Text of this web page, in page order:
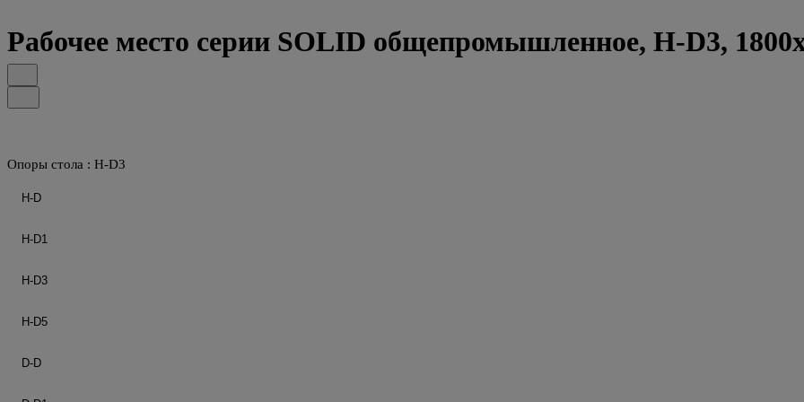
Рабочее место серии SOLID общепромышленное, H-D3,
Опоры стола : H-D3
H-D
H-D1
H-D3
H-D5
D-D